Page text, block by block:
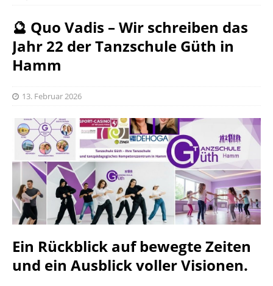
🔮 Quo Vadis – Wir schreiben das
Jahr 22 der Tanzschule Güth in
Hamm
13. Februar 2026
Ein Rückblick auf bewegte Zeiten
und ein Ausblick voller Visionen.